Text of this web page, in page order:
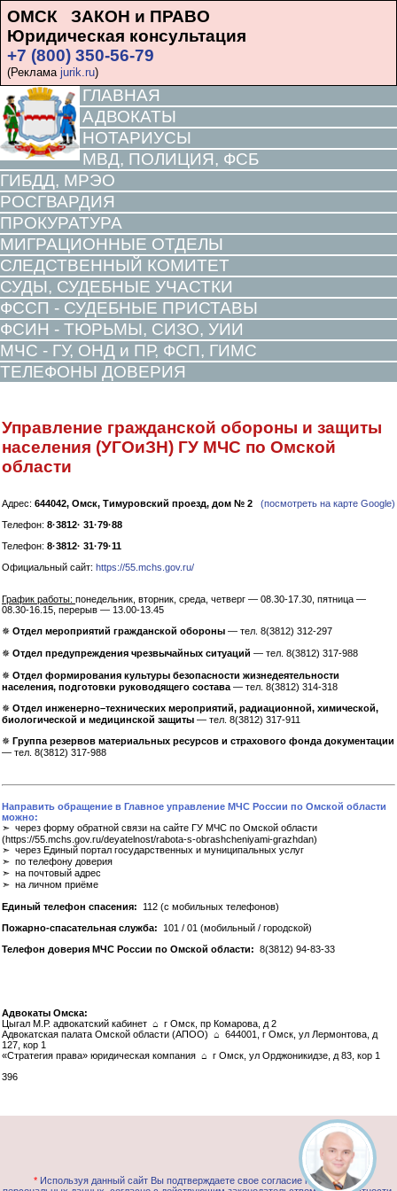
ОМСК ЗАКОН и ПРАВО
Юридическая консультация
+7 (800) 350-56-79
(Реклама jurik.ru)
ГЛАВНАЯ
АДВОКАТЫ
НОТАРИУСЫ
МВД, ПОЛИЦИЯ, ФСБ
ГИБДД, МРЭО
РОСГВАРДИЯ
ПРОКУРАТУРА
МИГРАЦИОННЫЕ ОТДЕЛЫ
СЛЕДСТВЕННЫЙ КОМИТЕТ
СУДЫ, СУДЕБНЫЕ УЧАСТКИ
ФССП - СУДЕБНЫЕ ПРИСТАВЫ
ФСИН - ТЮРЬМЫ, СИЗО, УИИ
МЧС - ГУ, ОНД и ПР, ФСП, ГИМС
ТЕЛЕФОНЫ ДОВЕРИЯ
Управление гражданской обороны и защиты
населения (УГОиЗН) ГУ МЧС по Омской
области
Адрес: 644042, Омск, Тимуровский проезд, дом № 2
(посмотреть на карте Google)
Телефон: 8·3812· 31·79·88
Телефон: 8·3812· 31·79·11
Официальный сайт: https://55.mchs.gov.ru/
График работы: понедельник, вторник, среда, четверг — 08.30-17.30, пятница —
08.30-16.15, перерыв — 13.00-13.45
✵ Отдел мероприятий гражданской обороны — тел. 8(3812) 312-297
✵ Отдел предупреждения чрезвычайных ситуаций — тел. 8(3812) 317-988
✵ Отдел формирования культуры безопасности жизнедеятельности
населения, подготовки руководящего состава— тел. 8(3812) 314-318
✵ Отдел инженерно–технических мероприятий, радиационной, химической,
биологической и медицинской защиты — тел. 8(3812) 317-911
✵ Группа резервов материальных ресурсов и страхового фонда документации
— тел. 8(3812) 317-988
Направить обращение в Главное управление МЧС России по Омской области
можно:
➣ через форму обратной связи на сайте ГУ МЧС по Омской области
(https://55.mchs.gov.ru/deyatelnost/rabota-s-obrashcheniyami-grazhdan)
➣ через Единый портал государственных и муниципальных услуг
➣ по телефону доверия
➣ на почтовый адрес
➣ на личном приёме
Единый телефон спасения: 112 (с мобильных телефонов)
Пожарно-спасательная служба: 101 / 01 (мобильный / городской)
Телефон доверия МЧС России по Омской области: 8(3812) 94-83-33
Адвокаты Омска:
Цыгал М.Р. адвокатский кабинет ⌂ г Омск, пр Комарова, д 2
Адвокатская палата Омской области (АПОО) ⌂ 644001, г Омск, ул Лермонтова, д
127, кор 1
«Стратегия права» юридическая компания ⌂ г Омск, ул Орджоникидзе, д 83, кор 1
396
* Используя данный сайт Вы подтверждаете свое согласие на обработку